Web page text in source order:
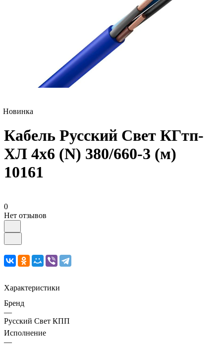
Новинка
Кабель Русский Свет КГтп-
ХЛ 4х6 (N) 380/660-3 (м)
10161
0
Нет отзывов
Характеристики
Бренд
—
Русский Свет КПП
Исполнение
—